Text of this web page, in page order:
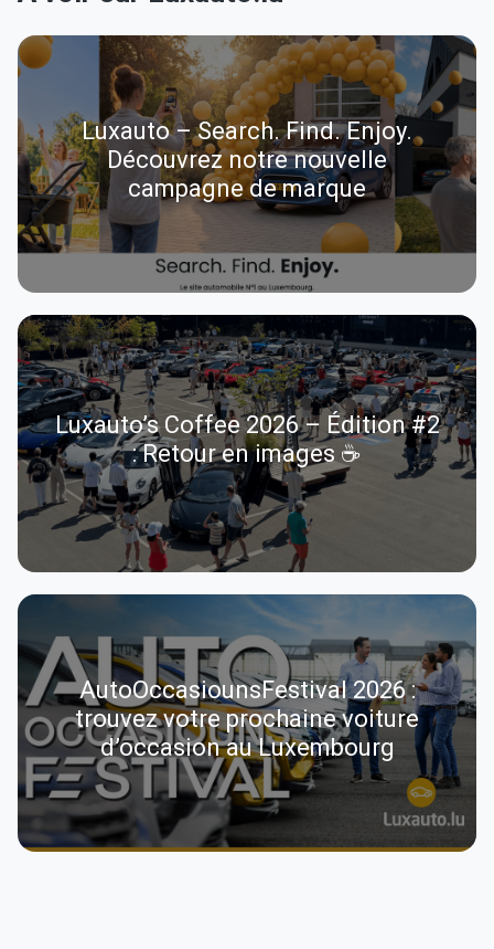
Luxauto – Search. Find. Enjoy.
Découvrez notre nouvelle
campagne de marque
Luxauto’s Coffee 2026 – Édition #2
: Retour en images ☕
AutoOccasiounsFestival 2026 :
trouvez votre prochaine voiture
d’occasion au Luxembourg